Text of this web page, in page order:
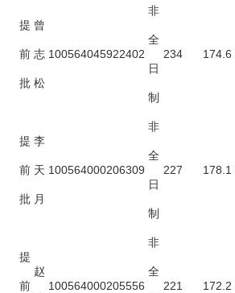
提
前
批
曾
志
松
100564045922402
非
全
日
制
234 174.6
提
前
批
李
天
月
100564000206309
非
全
日
制
227 178.1
提
前
赵
100564000205556
非
全
221 172.2